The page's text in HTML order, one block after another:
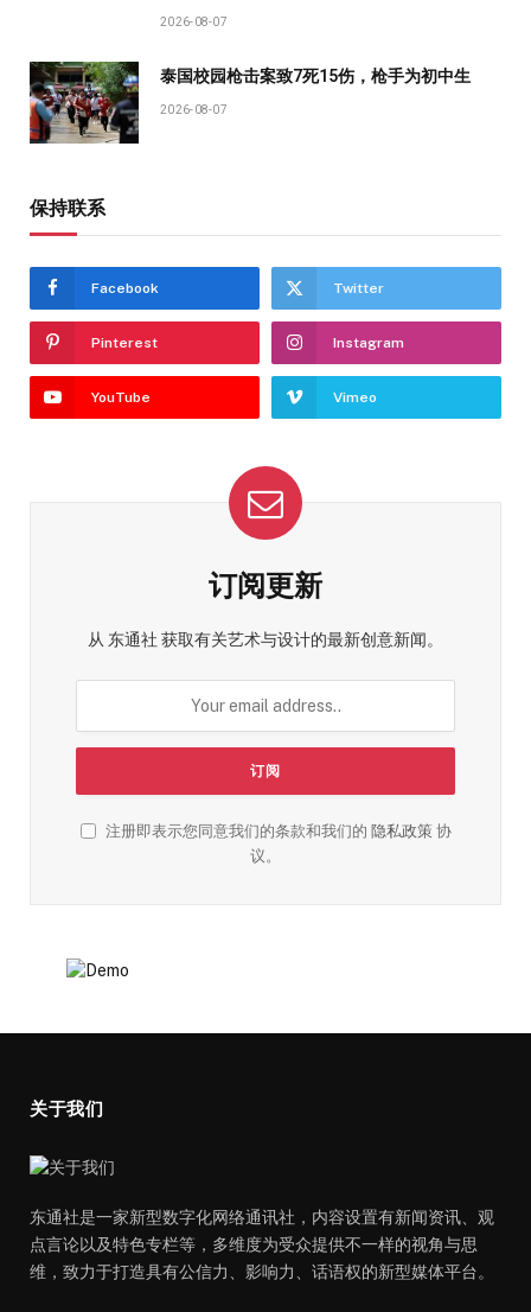
2026-08-07
泰国校园枪击案致7死15伤，枪手为初中生
2026-08-07
保持联系
Facebook Twitter
Pinterest Instagram
YouTube Vimeo
订阅更新
从 东通社 获取有关艺术与设计的最新创意新闻。
注册即表示您同意我们的条款和我们的 隐私政策协
议。
关于我们
东通社是一家新型数字化网络通讯社，内容设置有新闻资讯、观
点言论以及特色专栏等，多维度为受众提供不一样的视角与思
维，致力于打造具有公信力、影响力、话语权的新型媒体平台。